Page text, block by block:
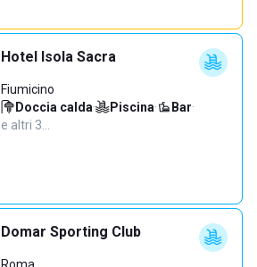
Hotel Isola Sacra
Fiumicino
Doccia calda· Piscina· Bar·
e altri 3…
Domar Sporting Club